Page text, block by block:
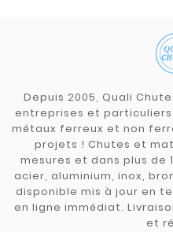
Depuis 2005, Quali
entreprises et
métaux ferreux et non
projets ! Chutes et
mesures et dans plus de
acier, aluminium, inox,
disponible mis à jour en
en ligne immédiat.
et